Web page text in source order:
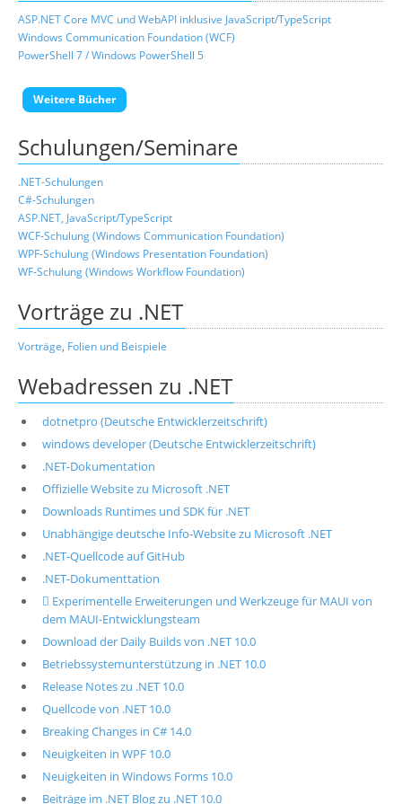
ASP.NET Core MVC und WebAPI inklusive JavaScript/TypeScript
Windows Communication Foundation (WCF)
PowerShell 7 / Windows PowerShell 5
Weitere Bücher
Schulungen/Seminare
.NET-Schulungen
C#-Schulungen
ASP.NET, JavaScript/TypeScript
WCF-Schulung (Windows Communication Foundation)
WPF-Schulung (Windows Presentation Foundation)
WF-Schulung (Windows Workflow Foundation)
Vorträge zu .NET
Vorträge, Folien und Beispiele
Webadressen zu .NET
dotnetpro (Deutsche Entwicklerzeitschrift)
windows developer (Deutsche Entwicklerzeitschrift)
.NET-Dokumentation
Offizielle Website zu Microsoft .NET
Downloads Runtimes und SDK für .NET
Unabhängige deutsche Info-Website zu Microsoft .NET
.NET-Quellcode auf GitHub
.NET-Dokumenttation
 Experimentelle Erweiterungen und Werkzeuge für MAUI von
dem MAUI-Entwicklungsteam
Download der Daily Builds von .NET 10.0
Betriebssystemunterstützung in .NET 10.0
Release Notes zu .NET 10.0
Quellcode von .NET 10.0
Breaking Changes in C# 14.0
Neuigkeiten in WPF 10.0
Neuigkeiten in Windows Forms 10.0
Beiträge im .NET Blog zu .NET 10.0